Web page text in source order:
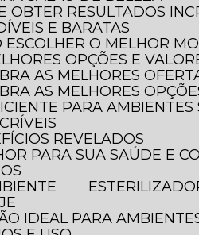
OBTER RESULTADOS
E BARATAS
ESCOLHER O MELHOR
OPÇÕES E
AS MELHORES
AS MELHORES
PARA AMBIENTES
REVELADOS
PARA SUA SAÚDE E
IDEAL PARA